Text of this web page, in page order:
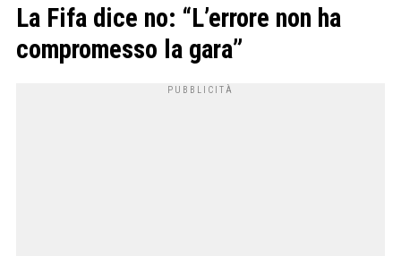
La Fifa dice no: “L’errore non ha
compromesso la gara”